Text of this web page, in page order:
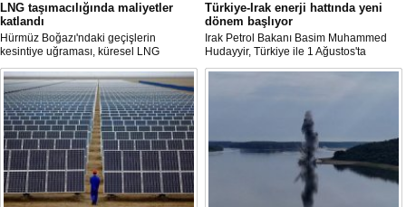
LNG taşımacılığında maliyetler
katlandı
Hürmüz Boğazı'ndaki geçişlerin
kesintiye uğraması, küresel LNG
arzında aksamalara yol açarken sefer
sürelerini uzattı ve gemi kiralama ile
deniz yakıtı maliyetlerini 2022 enerji
krizinden bu yana en yüksek seviyelere
çıkardı.
Türkiye-Irak enerji hattında yeni
dönem başlıyor
Irak Petrol Bakanı Basim Muhammed
Hudayyir, Türkiye ile 1 Ağustos'ta
imzalanan anlaşma kapsamında günlük
uzatıldığını belirten Hudayyir, bu süreçte
uzun vadeli bir çerçeve anlaşmanın
hazırlanacağını bildirdi.